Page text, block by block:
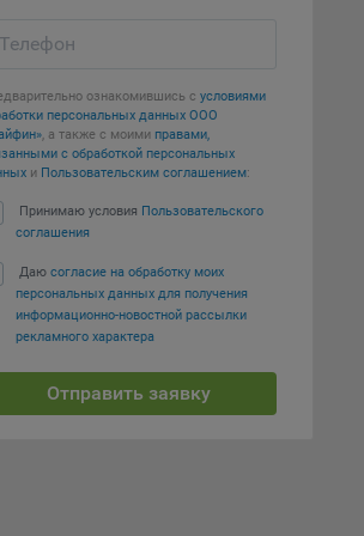
Телефон
ознакомившись с условиями
персональных данных ООО
, а также с моими правами,
с обработкой персональных
и Пользовательским соглашением:
Принимаю условия Пользовательского
соглашения
Даю согласие на обработку моих
персональных данных для получения
информационно-новостной рассылки
рекламного характера
Отправить заявку